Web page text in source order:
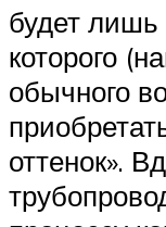
будет лишь
которого
обычного
оттенок».